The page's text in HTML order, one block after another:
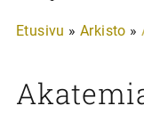
Etusivu » Arkisto »